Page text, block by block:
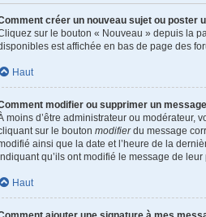
créer un nouveau sujet ou poster
sur le bouton « Nouveau » depuis la
est affichée en bas de page des
Haut
modifier ou supprimer un
moins d’être administrateur ou modérateur,
sur le bouton modifierdu message
ainsi que la date et l’heure de la
qu’ils ont modifié le message de
Haut